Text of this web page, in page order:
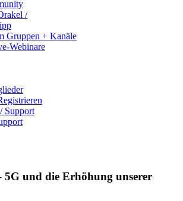
/
Gruppen + Kanäle
Webinare
Support
5G und die Erhöhung unserer